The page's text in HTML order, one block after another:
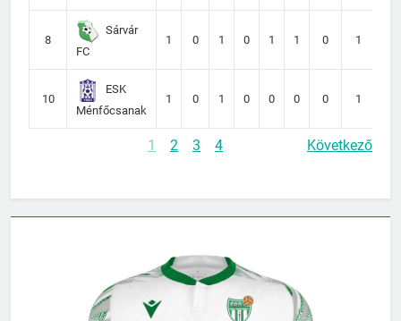
8
Sárvár
FC
1 0 1 0 1 1 0 1
10
ESK
Ménfőcsanak
1 0 1 0 0 0 0 1
1 2 3 4 Következő